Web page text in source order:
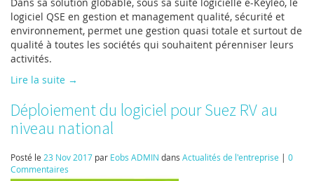
logiciel QSE en gestion et management qualité, sécurité et
environnement, permet une gestion quasi totale et surtout de
qualité à toutes les sociétés qui souhaitent pérenniser leurs
activités.
Lire la suite →
Déploiement du logiciel pour Suez RV au
niveau national
Posté le 23 Nov 2017 par Eobs ADMIN dans Actualités de l'entreprise | 0
Commentaires